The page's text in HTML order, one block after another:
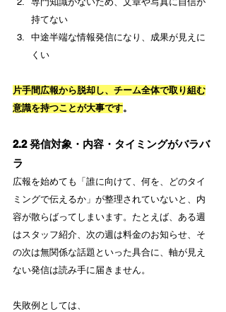
持てない
中途半端な情報発信になり、成果が見えに
くい
片手間広報から脱却し、チーム全体で取り組む
意識を持つことが大事です。
2.2 発信対象・内容・タイミングがバラバ
ラ
広報を始めても「誰に向けて、何を、どのタイ
ミングで伝えるか」が整理されていないと、内
容が散らばってしまいます。たとえば、ある週
はスタッフ紹介、次の週は料金のお知らせ、そ
の次は無関係な話題といった具合に、軸が見え
ない発信は読み手に届きません。
失敗例としては、